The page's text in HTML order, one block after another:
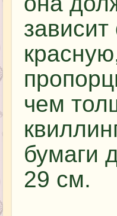
чем
бумаги
29 см.